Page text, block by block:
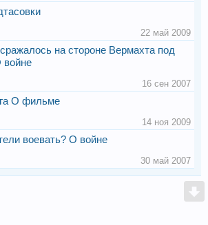
22 май 2009
на стороне Вермахта под
войне
16 сен 2007
О фильме
14 ноя 2009
воевать? О войне
30 май 2007